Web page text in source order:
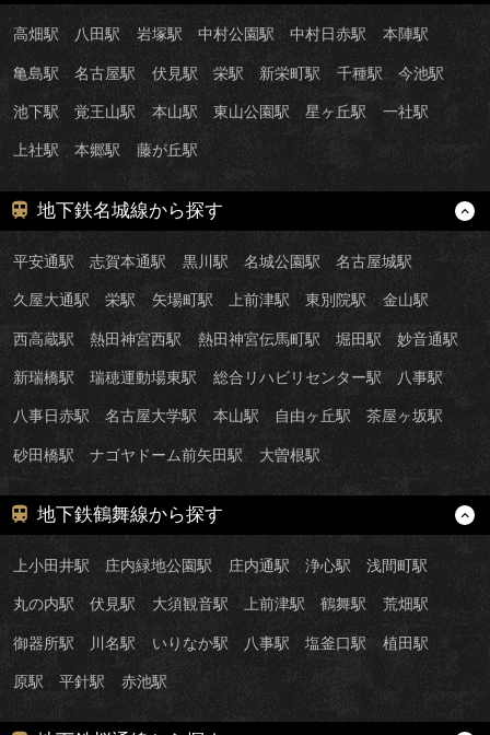
高畑駅 八田駅 岩塚駅 中村公園駅 中村日赤駅 本陣駅
亀島駅 名古屋駅 伏見駅 栄駅 新栄町駅 千種駅 今池駅
池下駅 覚王山駅 本山駅 東山公園駅 星ヶ丘駅 一社駅
上社駅 本郷駅 藤が丘駅
地下鉄名城線から探す
平安通駅 志賀本通駅 黒川駅 名城公園駅 名古屋城駅
久屋大通駅 栄駅 矢場町駅 上前津駅 東別院駅 金山駅
西高蔵駅 熱田神宮西駅 熱田神宮伝馬町駅 堀田駅 妙音通駅
新瑞橋駅 瑞穂運動場東駅 総合リハビリセンター駅 八事駅
八事日赤駅 名古屋大学駅 本山駅 自由ヶ丘駅 茶屋ヶ坂駅
砂田橋駅 ナゴヤドーム前矢田駅 大曽根駅
地下鉄鶴舞線から探す
上小田井駅 庄内緑地公園駅 庄内通駅 浄心駅 浅間町駅
丸の内駅 伏見駅 大須観音駅 上前津駅 鶴舞駅 荒畑駅
御器所駅 川名駅 いりなか駅 八事駅 塩釜口駅 植田駅
原駅 平針駅 赤池駅